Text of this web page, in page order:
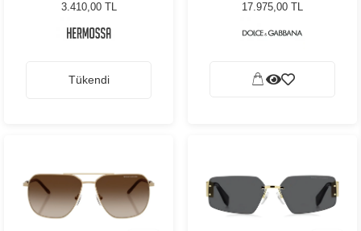
Kadın Güneş Gözlüğü
3.410,00 TL
Tükendi
02/5A 59 Kadın Güneş
17.975,00 TL